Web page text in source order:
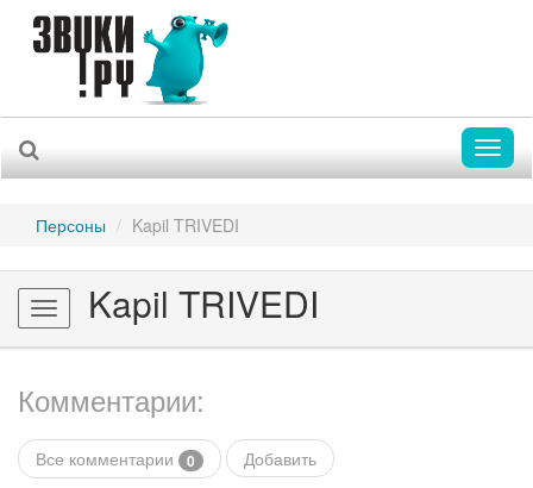
Персоны Kapil TRIVEDI
Toggle
navigation
Kapil TRIVEDI
Комментарии:
Все комментарии 0 Добавить